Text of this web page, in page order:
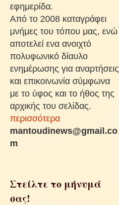
εφημερίδα.
Από το 2008 καταγράφει
μνήμες του τόπου μας, ενώ
αποτελεί ενα ανοιχτό
πολυφωνικό δίαυλο
ενημέρωσης για αναρτήσεις
και επικοινωνία σύμφωνα
με το ύφος και το ήθος της
αρχικής του σελίδας.
περισσότερα
mantoudinews@gmail.co
m
Στείλτε το μήνυμά
σας!